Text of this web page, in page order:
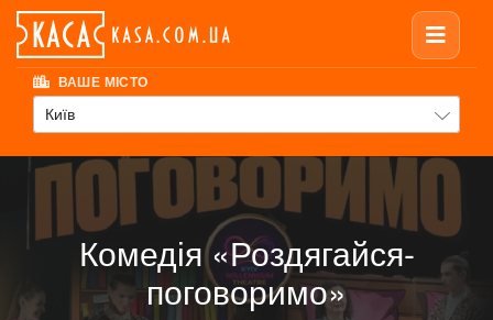
ВАШЕ МІСТО
Київ
Комедія «Роздягайся-
поговоримо»